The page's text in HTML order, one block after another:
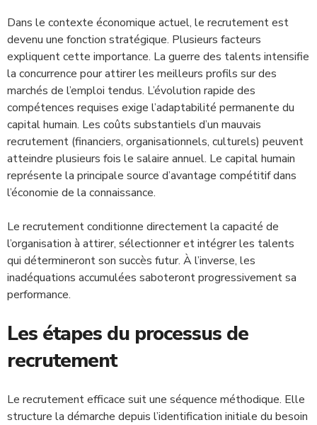
Dans le contexte économique actuel, le recrutement est
devenu une fonction stratégique. Plusieurs facteurs
expliquent cette importance. La guerre des talents intensifie
la concurrence pour attirer les meilleurs profils sur des
marchés de l’emploi tendus. L’évolution rapide des
compétences requises exige l’adaptabilité permanente du
capital humain. Les coûts substantiels d’un mauvais
recrutement (financiers, organisationnels, culturels) peuvent
atteindre plusieurs fois le salaire annuel. Le capital humain
représente la principale source d’avantage compétitif dans
l’économie de la connaissance.
Le recrutement conditionne directement la capacité de
l’organisation à attirer, sélectionner et intégrer les talents
qui détermineront son succès futur. À l’inverse, les
inadéquations accumulées saboteront progressivement sa
performance.
Les étapes du processus de
recrutement
Le recrutement efficace suit une séquence méthodique. Elle
structure la démarche depuis l’identification initiale du besoin